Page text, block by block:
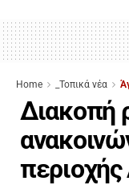
Home _Τοπικά νέα
Διακοπή